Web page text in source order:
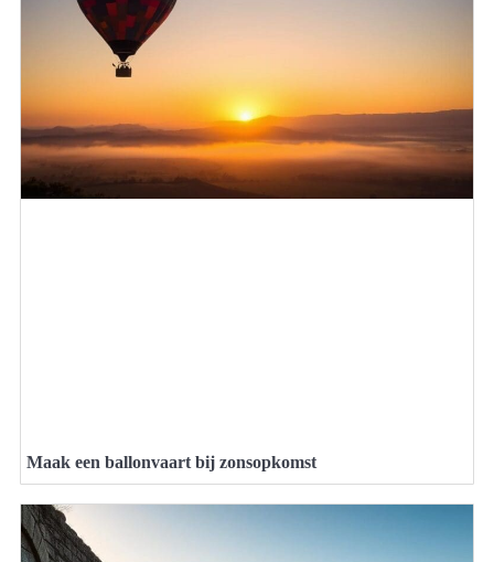
Maak een ballonvaart bij zonsopkomst